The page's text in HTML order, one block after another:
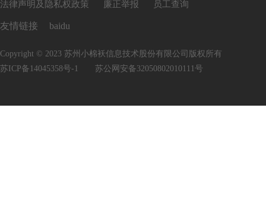
法律声明及隐私权政策 廉正举报 员工查询
友情链接 baidu
Copyright © 2023 苏州小棉袄信息技术股份有限公司版权所有
苏ICP备14045358号-1
苏公网安备32050802010111号